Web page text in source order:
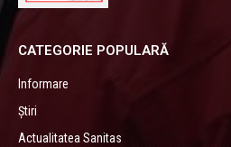
CATEGORIE POPULARĂ
Informare
Știri
Actualitatea Sanitas